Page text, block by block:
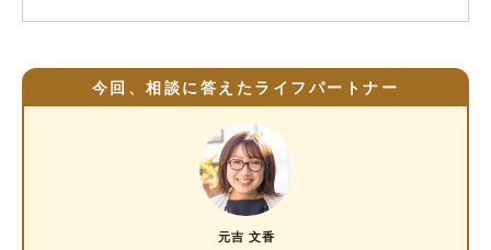
今回、相談に答えたライフパートナー
元吉 文香